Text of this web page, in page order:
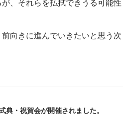
、それらを払拭できうる可能性
向きに進んでいきたいと思う次
典・祝賀会が開催されました。